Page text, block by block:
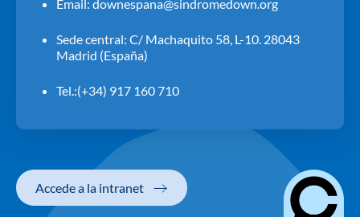
Email: downespana@sindromedown.org
Sede central: C/ Machaquito 58, L-10. 28043
Madrid (España)
Tel.:(+34) 917 160 710
Accede a la intranet